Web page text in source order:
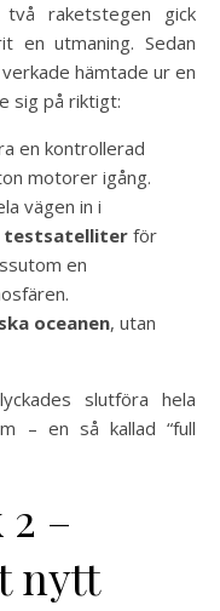
två raketstegen gick
en utmaning. Sedan
hämtade ur en
sig på riktigt:
en kontrollerad
motorer igång.
vägen in i
för
en
oceanen, utan
slutföra hela
– en så kallad “full
–
nytt